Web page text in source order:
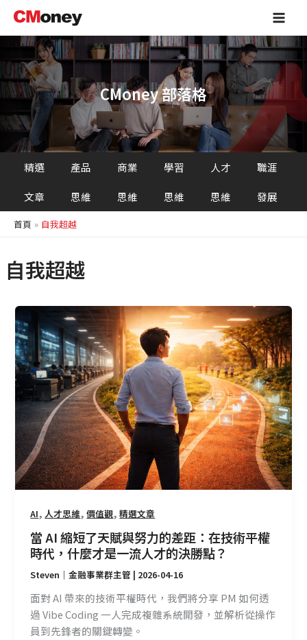
主
容
Main
CMoney 部落格
精選
文章
產品
思維
商業
思維
學習
思維
人才
思維
職涯
發展
首頁 自我超越
自我超越
AI, 人才思維,價值觀,精選文章
當 AI 縮短了天賦與努力的差距：在技術平權
時代，什麼才是一流人才的決勝點？
Steven｜金融事業群主管 | 2026-04-16
面對 AI 帶來的技術平權時代，我們將分享 PM 如何透
過 Vibe Coding 一人完成複雜系統開發，並解析從操作
員到先鋒者的關鍵轉變。
AI
短
了
天
與
努
力
的
差
距：
技
術
平
權
時
代，